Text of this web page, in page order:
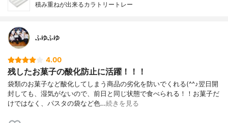
積み重ねが出来るカラトリートレー
ふゆふゆ
4.00
残したお菓子の酸化防止に活躍！！！
袋類のお菓子など酸化してしまう商品の劣化を防いでくれる(^^♪翌日開
封しても、湿気がないので、前日と同じ状態で食べられる！！お菓子だ
けではなく、パスタの袋など色…続きを見る